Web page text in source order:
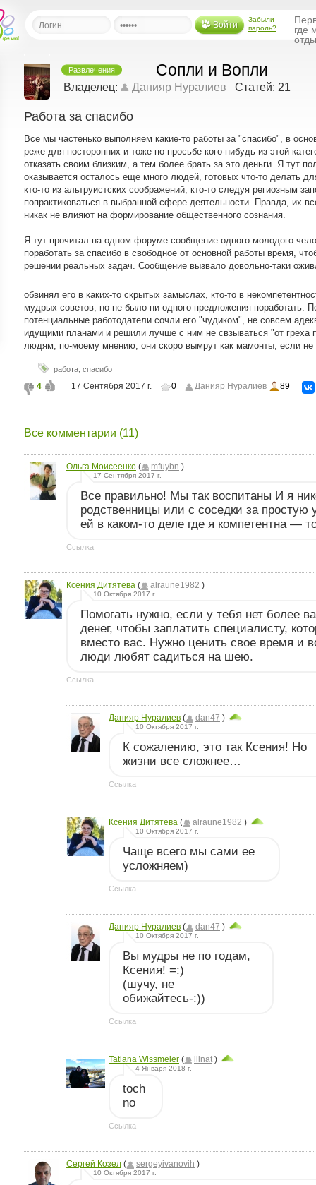
Войти
Забыли
пароль?
где
друзей
Развлечения Сопли и Вопли
Владелец: Данияр Нуралиев Статей: 21
Работа за спасибо
Все мы частенько выполняем какие-то работы за "спасибо", в
реже для посторонних и тоже по просьбе кого-нибудь из этой
отказать своим близким, а тем более брать за это деньги. Я тут
оказывается осталось еще много людей, готовых что-то делать
кто-то из альтруистских соображений, кто-то следуя региозным
попрактиковаться в выбранной сфере деятельности. Правда, их
никак не влияют на формирование общественного сознания.
Я тут прочитал на одном форуме сообщение одного молодого
поработать за спасибо в свободное от основной работы время,
решении реальных задач. Сообщение вызвало довольно-таки
обвинял его в каких-то скрытых замыслах, кто-то в
мудрых советов, но не было ни одного предложения поработать.
потенциальные работодатели сочли его "чудиком", не совсем
идущими планами и решили лучше с ним не свзываться "от греха
людям, по-моему мнению, они скоро вымрут как мамонты, если не
работа спасибо
4 17 Сентября 2017 г. 0 Данияр Нуралиев 89
Все комментарии (11)
Ольга Моисеенко ( mfuybn )
17 Сентября 2017 г.
Все правильно! Мы так воспитаны И я
родственницы или с соседки за простую
ей в каком-то деле где я компетентна —
Ссылка
Ксения Дитятева ( alraune1982 )
10 Октября 2017 г.
Помогать нужно, если у тебя нет более
денег, чтобы заплатить специалисту,
вместо вас. Нужно ценить свое время и
люди любят садиться на шею.
Ссылка
Данияр Нуралиев ( dan47 )
10 Октября 2017 г.
К сожалению, это так Ксения! Но
жизни все сложнее…
Ссылка
Ксения Дитятева ( alraune1982 )
10 Октября 2017 г.
Чаще всего мы сами ее
усложняем)
Ссылка
Данияр Нуралиев ( dan47 )
10 Октября 2017 г.
Вы мудры не по годам,
Ксения! =:)
(шучу, не
обижайтесь-:))
Ссылка
Tatiana Wissmeier ( ilinat )
4 Января 2018 г.
toch
no
Ссылка
Сергей Козел ( sergeyivanovih )
10 Октября 2017 г.